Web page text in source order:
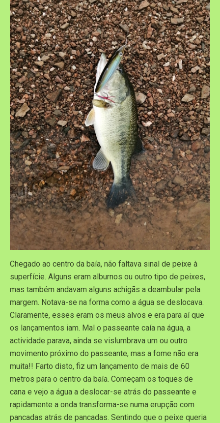
Chegado ao centro da baía, não faltava sinal de peixe à
superfície. Alguns eram alburnos ou outro tipo de peixes,
mas também andavam alguns achigãs a deambular pela
margem. Notava-se na forma como a água se deslocava.
Claramente, esses eram os meus alvos e era para aí que
os lançamentos iam. Mal o passeante caía na água, a
actividade parava, ainda se vislumbrava um ou outro
movimento próximo do passeante, mas a fome não era
muita!! Farto disto, fiz um lançamento de mais de 60
metros para o centro da baía. Começam os toques de
cana e vejo a água a deslocar-se atrás do passeante e
rapidamente a onda transforma-se numa erupção com
pancadas atrás de pancadas. Sentindo que o peixe queria